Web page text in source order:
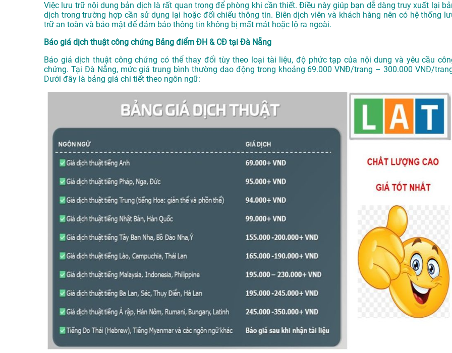
Việc lưu trữ nội dung bản dịch là rất quan trọng để phòng khi cần thiết. Điều này giúp bạn dễ dàng truy xuất lại
dịch trong trường hợp cần sử dụng lại hoặc đối chiếu thông tin. Biên dịch viên và khách hàng nên có hệ thống
trữ an toàn và bảo mật để đảm bảo thông tin không bị mất mát hoặc lộ ra ngoài.
Báo giá dịch thuật công chứng Bảng điểm ĐH & CĐ tại Đà Nẵng
Báo giá dịch thuật công chứng có thể thay đổi tùy theo loại tài liệu, độ phức tạp của nội dung và yêu cầu
chứng. Tại Đà Nẵng, mức giá trung bình thường dao động trong khoảng 69.000 VNĐ/trang – 300.000 VNĐ/
Dưới đây là bảng giá chi tiết theo ngôn ngữ: